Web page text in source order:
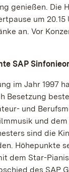
genießen. Die
um 20.15
an. Vor
SAP
im Jahr 1997
Besetzung
und
und
sind die
Höhepunkte
dem Star-
des SAP